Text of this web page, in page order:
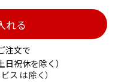
れる
注文で
祝休を除く）
スは除く）